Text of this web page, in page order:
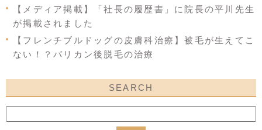
【メディア掲載】「社長の履歴書」に院長の平川先生
が掲載されました
【フレンチブルドッグの皮膚科治療】被毛が生えてこ
ない！？バリカン後脱毛の治療
SEARCH